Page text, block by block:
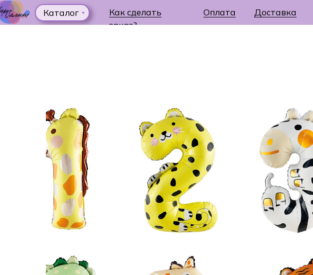
Доставка
Как сделать
заказ?
Оплата
Каталог